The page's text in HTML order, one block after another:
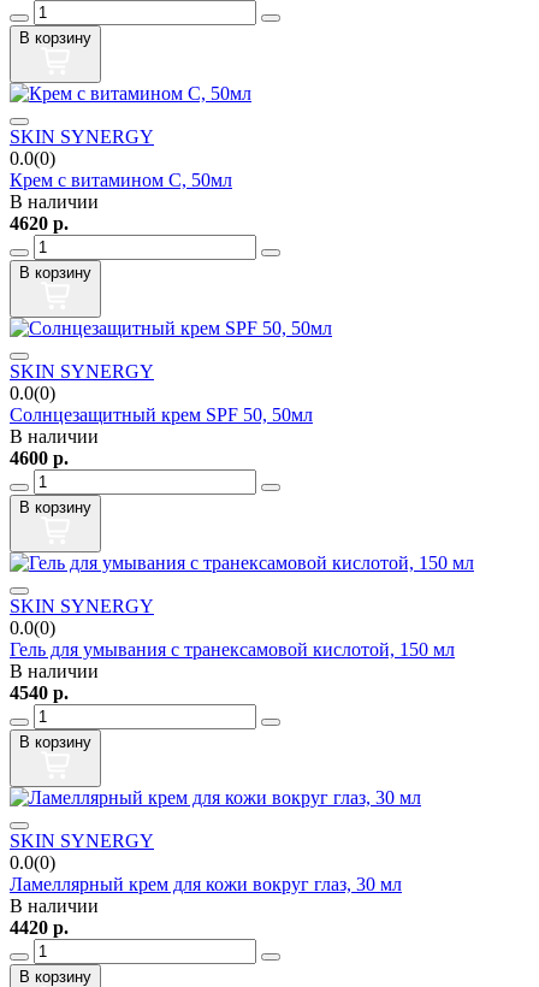
В корзину
SKIN SYNERGY
0.0(0)
Крем с витамином С, 50мл
В наличии
4620 р.
В корзину
SKIN SYNERGY
0.0(0)
Солнцезащитный крем SPF 50, 50мл
В наличии
4600 р.
В корзину
SKIN SYNERGY
0.0(0)
Гель для умывания с транексамовой кислотой, 150 мл
В наличии
4540 р.
В корзину
SKIN SYNERGY
0.0(0)
Ламеллярный крем для кожи вокруг глаз, 30 мл
В наличии
4420 р.
В корзину